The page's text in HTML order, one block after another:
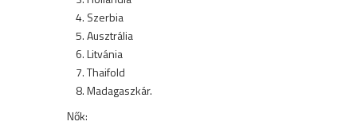
Szerbia
Ausztrália
Litvánia
Thaifold
Madagaszkár.
Nők: